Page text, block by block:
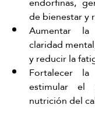
de bienestar y
Aumentar
claridad
y reducir la
Fortalecer
estimular el
nutrición del